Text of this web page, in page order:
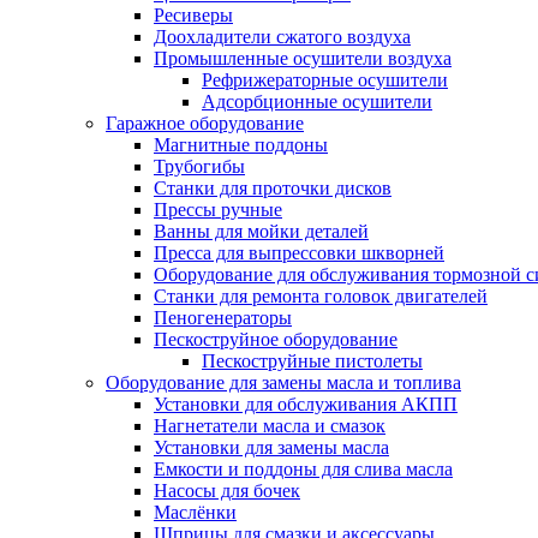
Ресиверы
Доохладители сжатого воздуха
Промышленные осушители воздуха
Рефрижераторные осушители
Адсорбционные осушители
Гаражное оборудование
Магнитные поддоны
Трубогибы
Станки для проточки дисков
Прессы ручные
Ванны для мойки деталей
Пресса для выпрессовки шкворней
Оборудование для обслуживания тормозной
Станки для ремонта головок двигателей
Пеногенераторы
Пескоструйное оборудование
Пескоструйные пистолеты
Оборудование для замены масла и топлива
Установки для обслуживания АКПП
Нагнетатели масла и смазок
Установки для замены масла
Емкости и поддоны для слива масла
Насосы для бочек
Маслёнки
Шприцы для смазки и аксессуары